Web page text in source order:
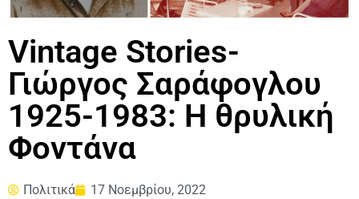
Vintage Stories-
Γιώργος Σαράφογλου
1925-1983: Η θρυλική
Φοντάνα
Πολιτικά 17 Νοεμβρίου, 2022